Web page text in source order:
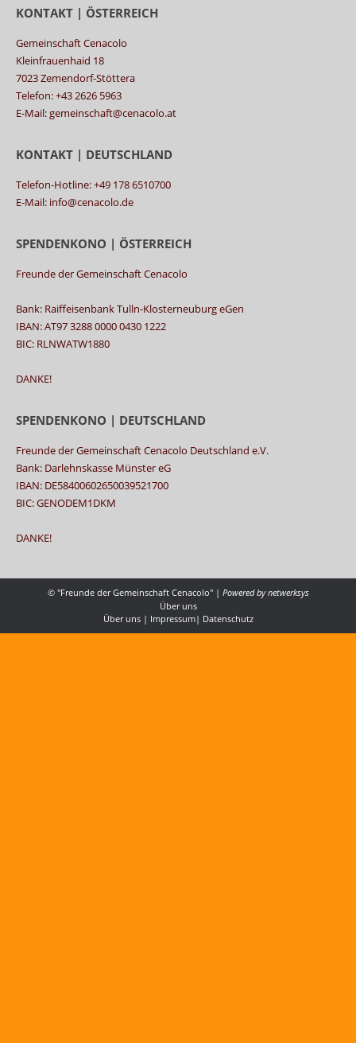
KONTAKT | ÖSTERREICH
Gemeinschaft Cenacolo
Kleinfrauenhaid 18
7023 Zemendorf-Stöttera
Telefon: +43 2626 5963
E-Mail: gemeinschaft@cenacolo.at
KONTAKT | DEUTSCHLAND
Telefon-Hotline: +49 178 6510700
E-Mail: info@cenacolo.de
SPENDENKONO | ÖSTERREICH
Freunde der Gemeinschaft Cenacolo
Bank: Raiffeisenbank Tulln-Klosterneuburg eGen
IBAN: AT97 3288 0000 0430 1222
BIC: RLNWATW1880
DANKE!
SPENDENKONO | DEUTSCHLAND
Freunde der Gemeinschaft Cenacolo Deutschland e.V.
Bank: Darlehnskasse Münster eG
IBAN: DE58400602650039521700
BIC: GENODEM1DKM
DANKE!
© "Freunde der Gemeinschaft Cenacolo" | Powered bynetwerksys
Über uns
Über uns| Impressum| Datenschutz